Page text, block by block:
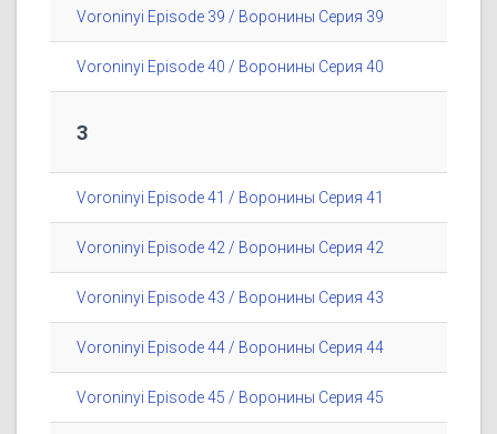
Voroninyi Episode 39 / Воронины Серия 39
Voroninyi Episode 40 / Воронины Серия 40
3
Voroninyi Episode 41 / Воронины Серия 41
Voroninyi Episode 42 / Воронины Серия 42
Voroninyi Episode 43 / Воронины Серия 43
Voroninyi Episode 44 / Воронины Серия 44
Voroninyi Episode 45 / Воронины Серия 45